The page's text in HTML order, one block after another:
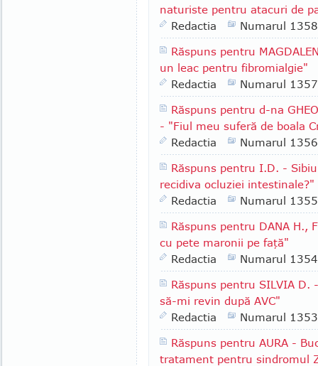
naturiste pentru atacuri de
Redactia
Numarul 1358
Răspuns pentru
un leac pentru fibromialgie"
Redactia
Numarul 1357
Răspuns pentru d-na
- "Fiul meu suferă de boala
Redactia
Numarul 1356
Răspuns pentru I.D. -
recidiva ocluziei intestinale?"
Redactia
Numarul 1355
Răspuns pentru DANA H.,
cu pete maronii pe faţă"
Redactia
Numarul 1354
Răspuns pentru SILVIA
să-mi revin după AVC"
Redactia
Numarul 1353
Răspuns pentru AURA -
tratament pentru sindromul